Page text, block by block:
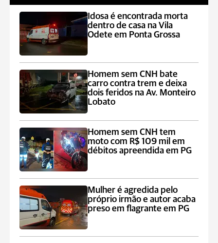
Idosa é encontrada morta
dentro de casa na Vila
Odete em Ponta Grossa
Homem sem CNH bate
carro contra trem e deixa
dois feridos na Av. Monteiro
Lobato
Homem sem CNH tem
moto com R$ 109 mil em
débitos apreendida em PG
Mulher é agredida pelo
próprio irmão e autor acaba
preso em flagrante em PG